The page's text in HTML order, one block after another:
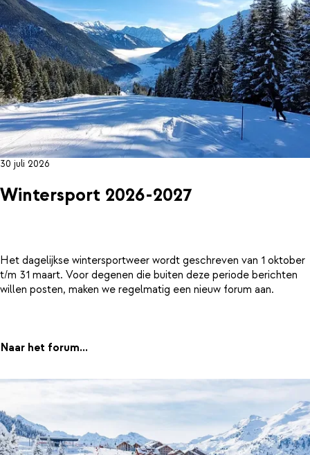
30 juli 2026
Wintersport 2026-2027
Het dagelijkse wintersportweer wordt geschreven van 1 oktober
t/m 31 maart. Voor degenen die buiten deze periode berichten
willen posten, maken we regelmatig een nieuw forum aan.
Naar het forum...